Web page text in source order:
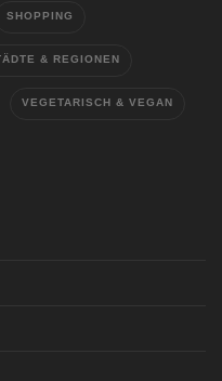
SHOPPING
& REGIONEN
VEGETARISCH & VEGAN